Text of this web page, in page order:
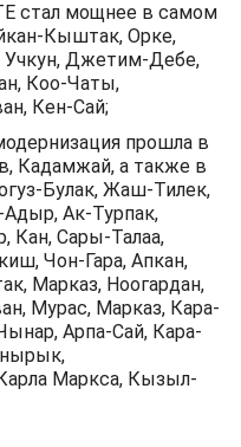
стал мощнее в самом
Кыштак, Орке,
Учкун, Джетим-Дебе,
Коо-Чаты,
Кен-Сай;
прошла в
Кадамжай, а также в
Булак, Жаш-Тилек,
Ак-Турпак,
Кан, Сары-Талаа,
Чон-Гара, Апкан,
Марказ, Ноогардан,
Мурас, Марказ, Кара-
Арпа-Сай, Кара-
Маркса, Кызыл-